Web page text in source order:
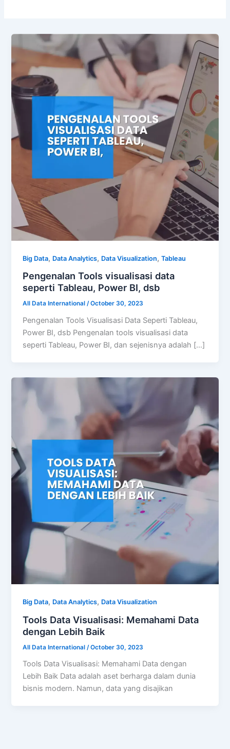
Big Data, Data Analytics, Data Visualization,Tableau
Pengenalan Tools visualisasi data
seperti Tableau, Power BI, dsb
All Data International/October 30, 2023
Pengenalan Tools Visualisasi Data Seperti Tableau,
Power BI, dsb Pengenalan tools visualisasi data
seperti Tableau, Power BI, dan sejenisnya adalah […]
Big Data, Data Analytics, Data Visualization
Tools Data Visualisasi: Memahami Data
dengan Lebih Baik
All Data International /October 30, 2023
Tools Data Visualisasi: Memahami Data dengan
Lebih Baik Data adalah aset berharga dalam dunia
bisnis modern. Namun, data yang disajikan